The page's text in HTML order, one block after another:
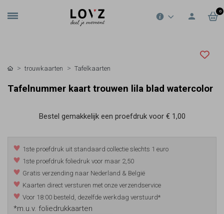
0
trouwkaarten Tafelkaarten
Tafelnummer kaart trouwen lila blad watercolor
Bestel gemakkelijk een proefdruk voor € 1,00
1ste proefdruk uit standaard collectie slechts 1 euro
1ste proefdruk foliedruk voor maar 2,50
Gratis verzending naar Nederland & België
Kaarten direct versturen met onze verzendservice
Voor 18:00 besteld, dezelfde werkdag verstuurd*
*m.u.v. foliedrukkaarten